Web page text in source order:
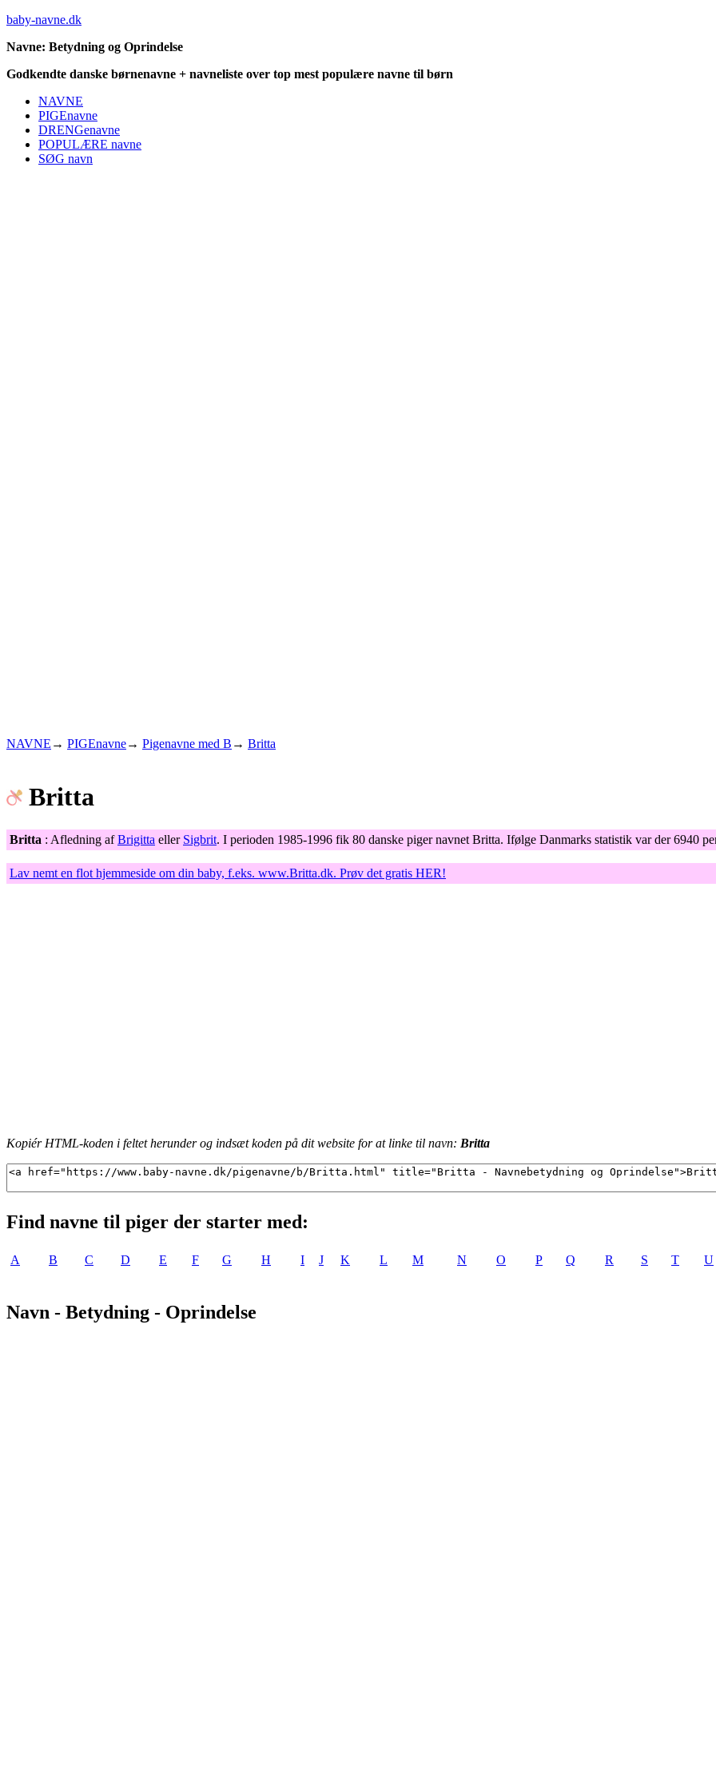
baby-navne.dk
Navne: Betydning og Oprindelse
Godkendte danske børnenavne + navneliste over top mest populære navne til børn
NAVNE
PIGEnavne
DRENGenavne
POPULÆRE navne
SØG navn
NAVNE → PIGEnavne→ Pigenavne med B → Britta
Britta
Britta : Afledning afBrigitta eller Sigbrit. I perioden 1985-1996 fik 80 danske piger navnet Britta. Ifølge Danmarks statistik var der 6940
Lav nemt en flot hjemmeside om din baby, f.eks. www.Britta.dk. Prøv det gratis HER!
Kopiér HTML-koden i feltet herunder og indsæt koden på dit website for at linke til navn: Britta
Find navne til piger der starter med:
A B C D E F G H I J K L M N O P Q R S T U
Navn - Betydning - Oprindelse